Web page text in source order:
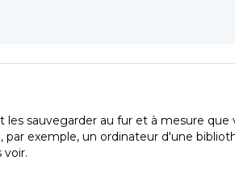
sauvegarder au fur et à mesure que
exemple, un ordinateur d'une
voir.